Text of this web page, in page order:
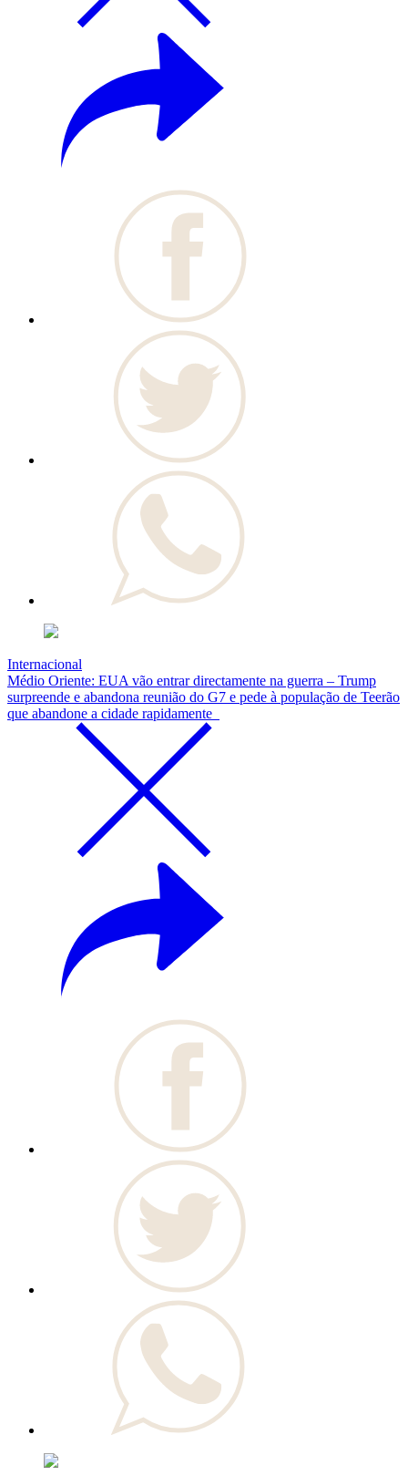
Internacional
Médio Oriente: EUA vão entrar directamente na guerra – Trump
surpreende e abandona reunião do G7 e pede à população de Teerão
que abandone a cidade rapidamente